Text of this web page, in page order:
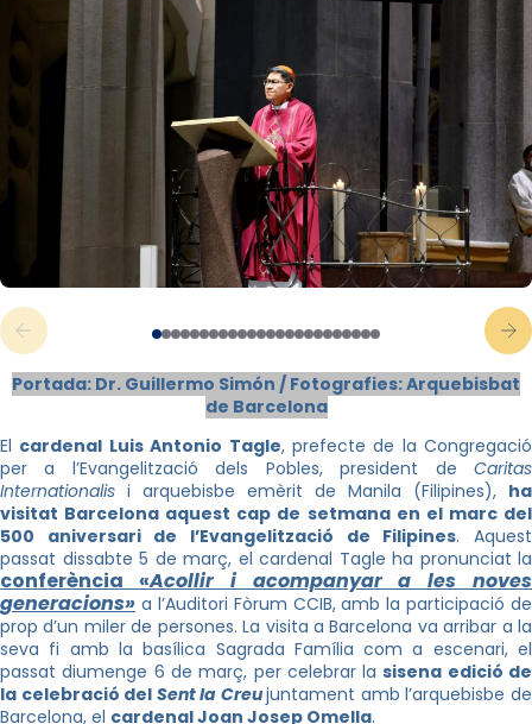
Portada: Dr. Guillermo Simón / Fotografies: Arquebisbat
de Barcelona
El cardenal Luis Antonio Tagle, prefecte de la Congregació
per a l’Evangelització dels Pobles, president de Caritas
Internationalis i arquebisbe emèrit de Manila (Filipines), ha
visitat Barcelona aquest cap de setmana en el marc del
500 aniversari de l’Evangelització de Filipines. Aquest
passat dissabte 5 de març, el cardenal Tagle ha pronunciat la
conferència «Acollir i acompanyar a les noves
generacions» a l’Auditori Fòrum CCIB, amb la participació de
prop d’un miler de persones. La visita a Barcelona va arribar a la
seva fi amb la basílica Sagrada Família com a escenari, el
passat diumenge 6 de març, per celebrar lasisena edició de
la celebració del Sent la Creujuntament amb l’arquebisbe de
Barcelona, el cardenal Joan Josep Omella.